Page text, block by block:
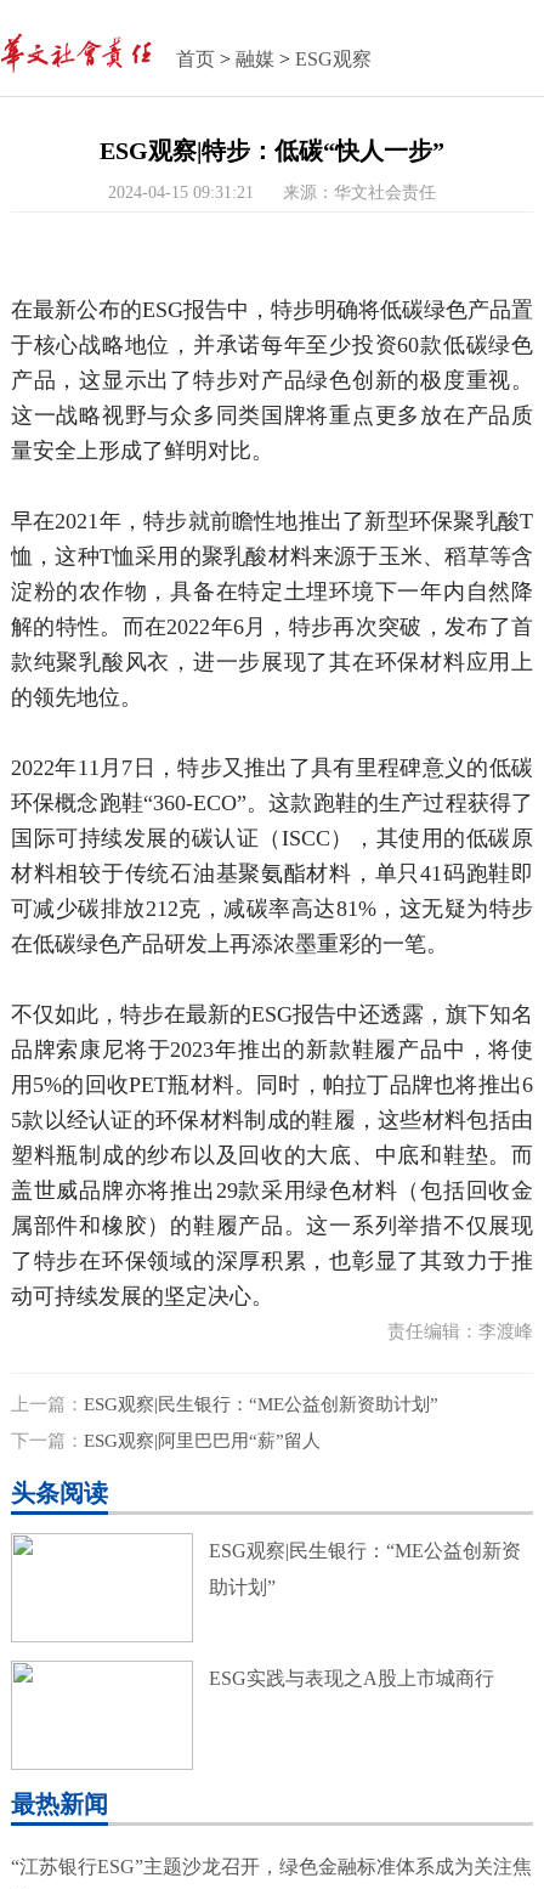
首页 > 融媒 > ESG观察
ESG观察|特步：低碳“快人一步”
2024-04-15 09:31:21 来源：华文社会责任
在最新公布的ESG报告中，特步明确将低碳绿色产品置
于核心战略地位，并承诺每年至少投资60款低碳绿色
产品，这显示出了特步对产品绿色创新的极度重视。
这一战略视野与众多同类国牌将重点更多放在产品质
量安全上形成了鲜明对比。
早在2021年，特步就前瞻性地推出了新型环保聚乳酸T
恤，这种T恤采用的聚乳酸材料来源于玉米、稻草等含
淀粉的农作物，具备在特定土埋环境下一年内自然降
解的特性。而在2022年6月，特步再次突破，发布了首
款纯聚乳酸风衣，进一步展现了其在环保材料应用上
的领先地位。
2022年11月7日，特步又推出了具有里程碑意义的低碳
环保概念跑鞋“360-ECO”。这款跑鞋的生产过程获得了
国际可持续发展的碳认证（ISCC），其使用的低碳原
材料相较于传统石油基聚氨酯材料，单只41码跑鞋即
可减少碳排放212克，减碳率高达81%，这无疑为特步
在低碳绿色产品研发上再添浓墨重彩的一笔。
不仅如此，特步在最新的ESG报告中还透露，旗下知名
品牌索康尼将于2023年推出的新款鞋履产品中，将使
用5%的回收PET瓶材料。同时，帕拉丁品牌也将推出6
5款以经认证的环保材料制成的鞋履，这些材料包括由
塑料瓶制成的纱布以及回收的大底、中底和鞋垫。而
盖世威品牌亦将推出29款采用绿色材料（包括回收金
属部件和橡胶）的鞋履产品。这一系列举措不仅展现
了特步在环保领域的深厚积累，也彰显了其致力于推
动可持续发展的坚定决心。
责任编辑：李渡峰
上一篇： ESG观察|民生银行：“ME公益创新资助计划”
下一篇： ESG观察|阿里巴巴用“薪”留人
头条阅读
ESG观察|民生银行：“ME公益创新资
助计划”
ESG实践与表现之A股上市城商行
最热新闻
“江苏银行ESG”主题沙龙召开，绿色金融标准体系成为关注焦